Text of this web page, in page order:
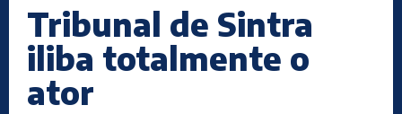
Tribunal de Sintra
iliba totalmente o
ator